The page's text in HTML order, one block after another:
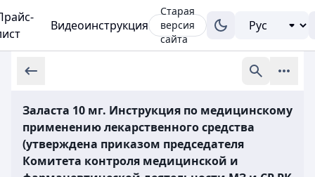
Видеоинструкция
Старая
версия
сайта
Заласта 10 мг. Инструкция по медицинскому
применению лекарственного средства
(утверждена приказом председателя
Комитета контроля медицинской и